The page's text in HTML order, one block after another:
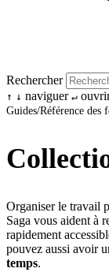
Rechercher
↑ ↓ naviguer ↵
Guides/Référence des
Organiser le travail
Saga vous aident à
rapidement
pouvez aussi avoir
temps.